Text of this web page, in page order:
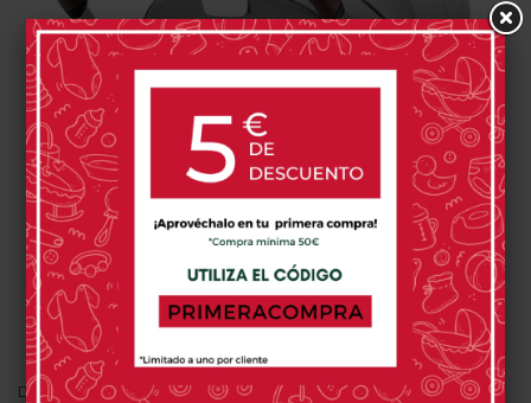
Dispone de unasgrandes ruedas todoterreno